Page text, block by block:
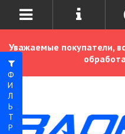
Уважаемые покупатели,
ФИЛЬТР